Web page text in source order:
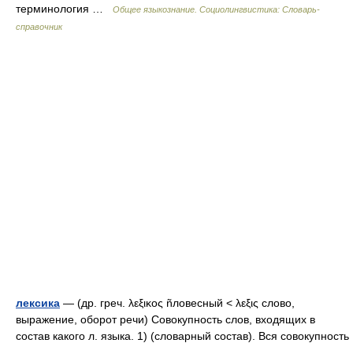
терминология …
Общее языкознание. Социолингвистика: Словарь-
справочник
лексика — (др. греч. λεξικος ñловесный < λεξις слово,
выражение, оборот речи) Совокупность слов, входящих в
состав какого л. языка. 1) (словарный состав). Вся совокупность